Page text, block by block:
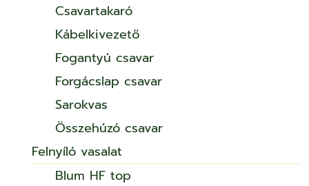
Csavartakaró
Kábelkivezető
Fogantyú csavar
Forgácslap csavar
Sarokvas
Összehúzó csavar
Felnyíló vasalat
Blum HF top